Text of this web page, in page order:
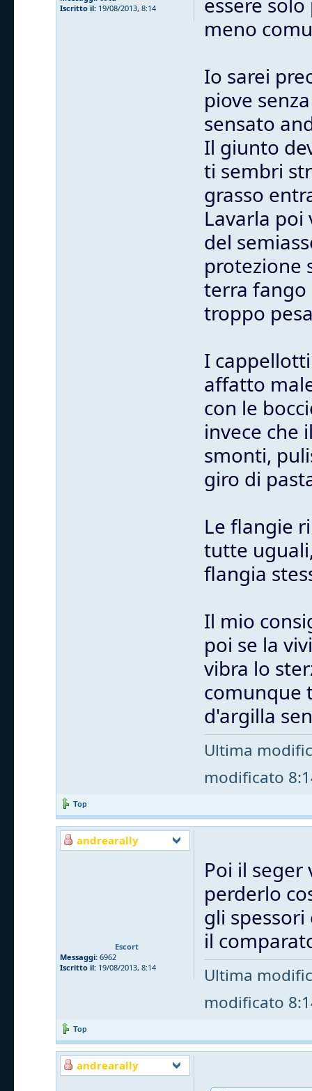
Iscritto il: 19/08/2013, 8:14
meno
Io sarei
piove
sensato
Il giunto
ti sembri
grasso
Lavarla
del
protezione
terra
troppo
I
affatto
con le
invece che
smonti,
giro di
Le flangie
tutte
flangia
Il mio
poi se la
vibra lo
comunque
d'argilla
Ultima
modificato
Top
andrearally
Escort
Messaggi: 6962
Iscritto il: 19/08/2013, 8:14
Poi il
perderlo
gli
il
Ultima
modificato
Top
andrearally